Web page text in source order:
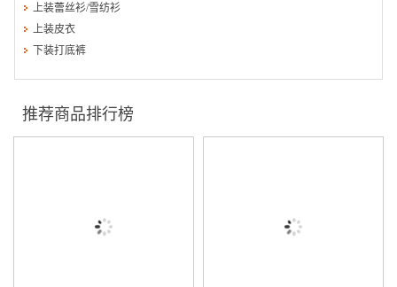
上装蕾丝衫/雪纺衫
上装皮衣
下装打底裤
推荐商品排行榜